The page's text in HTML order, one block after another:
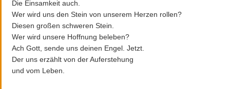
Die Einsamkeit auch.
Wer wird uns den Stein von unserem Herzen rollen?
Diesen großen schweren Stein.
Wer wird unsere Hoffnung beleben?
Ach Gott, sende uns deinen Engel. Jetzt.
Der uns erzählt von der Auferstehung
und vom Leben.